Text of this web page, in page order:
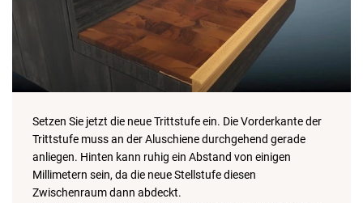
Setzen Sie jetzt die neue Trittstufe ein. Die Vorderkante der
Trittstufe muss an der Aluschiene durchgehend gerade
anliegen. Hinten kann ruhig ein Abstand von einigen
Millimetern sein, da die neue Stellstufe diesen
Zwischenraum dann abdeckt.